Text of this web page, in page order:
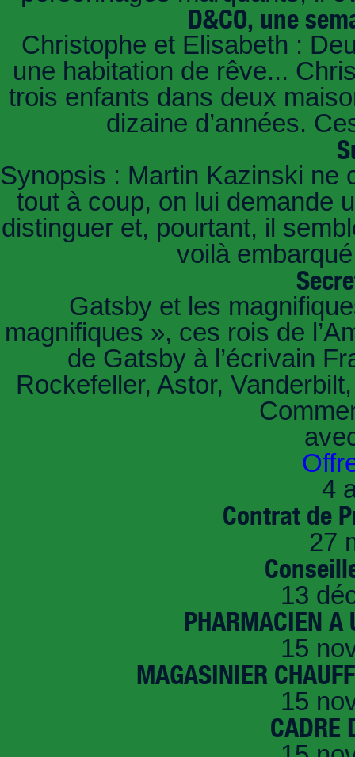
D&CO, une
Christophe et Elisabeth :
une habitation de rêve...
trois enfants dans deux
dizaine d’années.
Synopsis : Martin Kazinski ne
tout à coup, on lui demande
distinguer et, pourtant, il
voilà
Gatsby et les
magnifiques », ces rois de
de Gatsby à l’écrivain
Rockefeller, Astor,
4
Contrat de
27
13
PHARMACIEN A
15
MAGASINIER
15
CADRE